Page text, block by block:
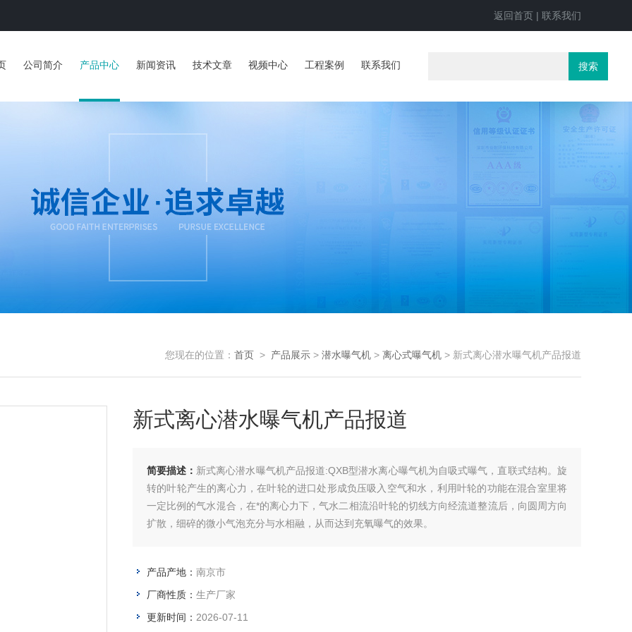
返回首页 | 联系我们
公司简介 产品中心 新闻资讯 技术文章 视频中心 工程案例 联系我们
您现在的位置： 首页 > 产品展示 > 潜水曝气机 > 离心式曝气机 > 新式离心潜水曝气机产品报道
新式离心潜水曝气机产品报道
简要描述： 新式离心潜水曝气机产品报道:QXB型潜水离心曝气机为自吸式曝气，直联式结构。旋
转的叶轮产生的离心力，在叶轮的进口处形成负压吸入空气和水，利用叶轮的功能在混合室里将
一定比例的气水混合，在*的离心力下，气水二相流沿叶轮的切线方向经流道整流后，向圆周方向
扩散，细碎的微小气泡充分与水相融，从而达到充氧曝气的效果。
产品产地： 南京市
厂商性质： 生产厂家
更新时间： 2026-07-11